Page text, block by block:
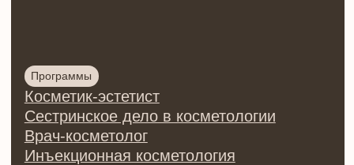
персональных данных
Договор оферты на оказание
образовательных услуг
Договор оферты купли/продажи
товаров
Разработка сайта